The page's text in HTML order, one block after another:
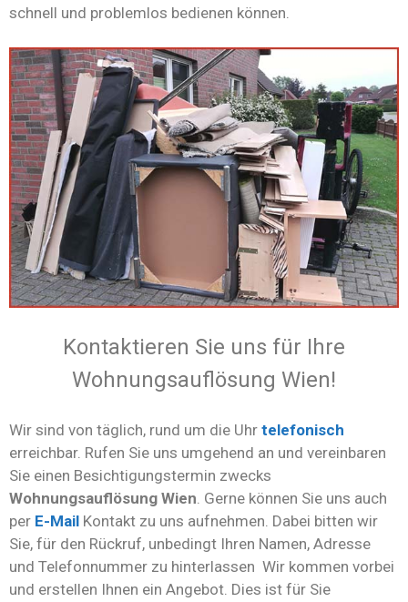
schnell und problemlos bedienen können.
Kontaktieren Sie uns für Ihre
Wohnungsauflösung Wien!
Wir sind von täglich, rund um die Uhr telefonisch
erreichbar. Rufen Sie uns umgehend an und vereinbaren
Sie einen Besichtigungstermin zwecks
Wohnungsauflösung Wien. Gerne können Sie uns auch
per E-Mail Kontakt zu uns aufnehmen. Dabei bitten wir
Sie, für den Rückruf, unbedingt Ihren Namen, Adresse
und Telefonnummer zu hinterlassen Wir kommen vorbei
und erstellen Ihnen ein Angebot. Dies ist für Sie